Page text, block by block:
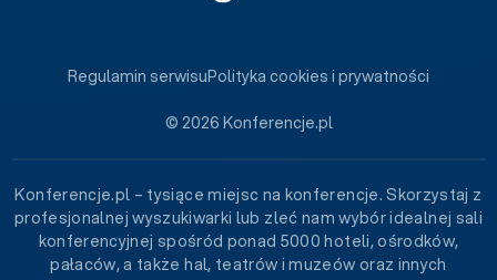
© 2026 Konferencje.pl
Regulamin serwisuPolityka cookies i prywatności
Konferencje.pl – tysiące miejsc na konferencje. Skorzystaj z
profesjonalnej wyszukiwarki lub zleć nam wybór idealnej sali
konferencyjnej spośród ponad 5000 hoteli, ośrodków,
pałaców, a także hal, teatrów i muzeów oraz innych